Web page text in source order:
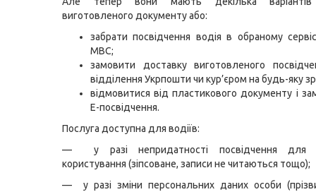
виготовленого документу або:
забрати посвідчення водія в обраному
МВС;
замовити доставку виготовленого
відділення Укрпошти чи кур’єром на будь-яку
відмовитися від пластикового документу і
Е-посвідчення.
Послуга доступна для водіїв:
— у разі непридатності посвідчення для
користування (зіпсоване, записи не читаються тощо);
— у разі зміни персональних даних особи